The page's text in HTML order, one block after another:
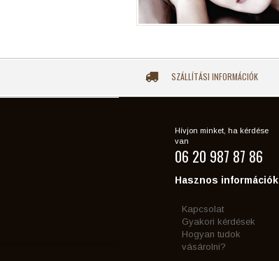
SZÁLLÍTÁSI INFORMÁCIÓK
Hívjon minket, ha kérdése
van
06 20 987 87 86
Hasznos információk
Kapcsolat
Gyakori kérdések
Hogyan tudok
vásárolni?